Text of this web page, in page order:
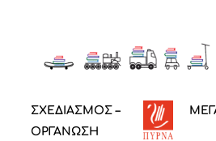
ΣΧΕΔΙΑΣΜΟΣ –
ΟΡΓΑΝΩΣΗ